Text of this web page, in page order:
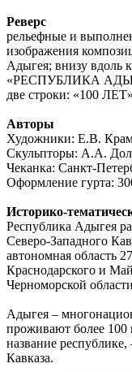
Реверс
рельефные и
изображения
Адыгея; внизу вдоль
«РЕСПУБЛИКА
две строки: «100
Авторы
Художники: Е.В.
Скульпторы: А.А.
Чеканка: Санкт-
Оформление гурта:
Историко-
Республика Адыгея
Северо-Западного
автономная область
Краснодарского и
Черноморской
Адыгея –
проживают более
название
Кавказа.